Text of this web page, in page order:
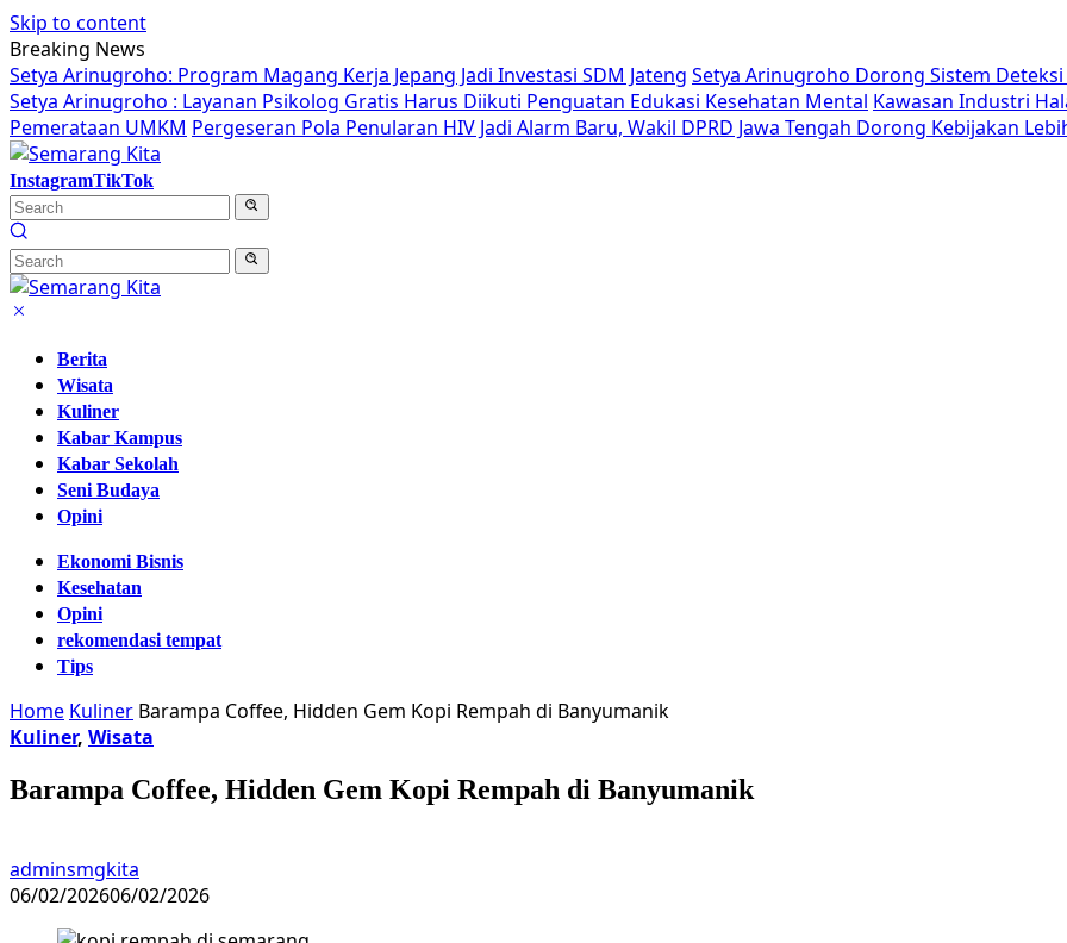
Skip to content
Breaking News
Setya Arinugroho: Program Magang Kerja Jepang Jadi Investasi SDM Jateng Setya Arinugroho Dorong Sistem
Setya Arinugroho : Layanan Psikolog Gratis Harus Diikuti Penguatan Edukasi Kesehatan Mental Kawasan Industri
Pemerataan UMKM Pergeseran Pola Penularan HIV Jadi Alarm Baru, Wakil DPRD Jawa Tengah Dorong Kebijakan
InstagramTikTok
Berita
Wisata
Kuliner
Kabar Kampus
Kabar Sekolah
Seni Budaya
Opini
Ekonomi Bisnis
Kesehatan
Opini
rekomendasi tempat
Tips
Home Kuliner Barampa Coffee, Hidden Gem Kopi Rempah di Banyumanik
Kuliner, Wisata
Barampa Coffee, Hidden Gem Kopi Rempah di Banyumanik
adminsmgkita
06/02/202606/02/2026